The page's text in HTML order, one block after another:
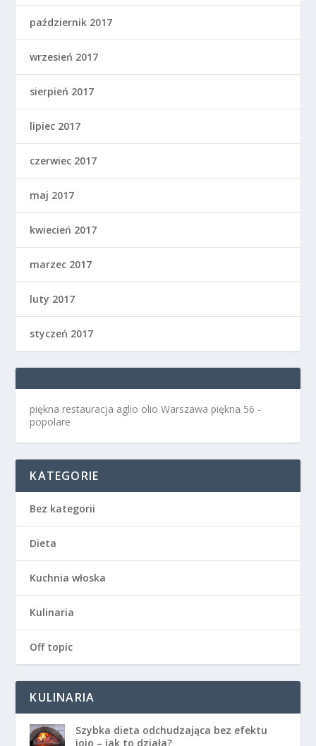
październik 2017
wrzesień 2017
sierpień 2017
lipiec 2017
czerwiec 2017
maj 2017
kwiecień 2017
marzec 2017
luty 2017
styczeń 2017
piękna restauracja aglio olio Warszawa piękna 56 -
popolare
KATEGORIE
Bez kategorii
Dieta
Kuchnia włoska
Kulinaria
Off topic
KULINARIA
Szybka dieta odchudzająca bez efektu
jojo – jak to działa?